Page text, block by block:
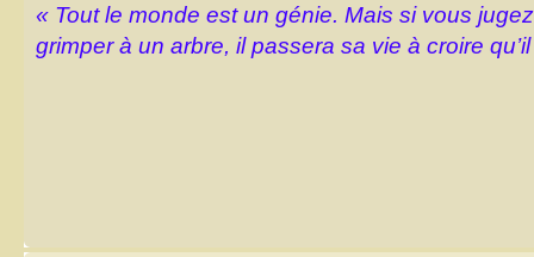
« Tout le monde est un génie. Mais si vous
grimper à un arbre, il passera sa vie à croire